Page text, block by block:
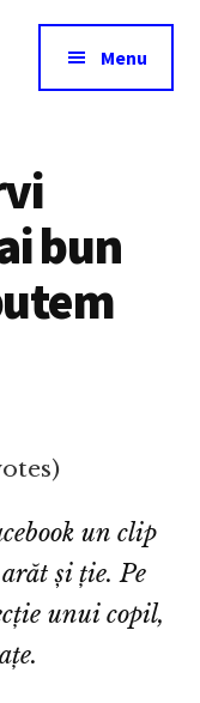
Menu
bun
un clip
și ție. Pe
unui copil,